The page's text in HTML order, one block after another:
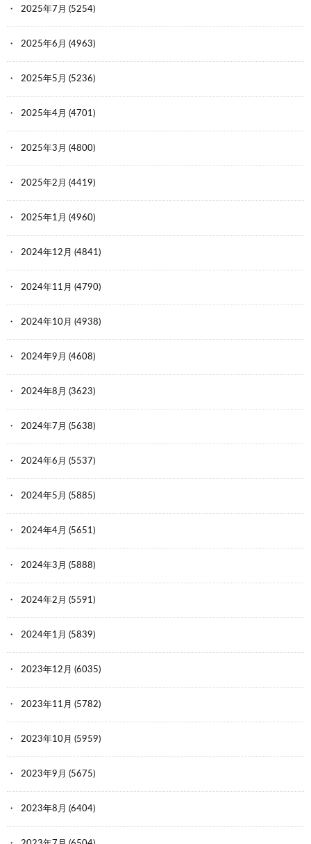
2025年7月 (5254)
2025年6月 (4963)
2025年5月 (5236)
2025年4月 (4701)
2025年3月 (4800)
2025年2月 (4419)
2025年1月 (4960)
2024年12月 (4841)
2024年11月 (4790)
2024年10月 (4938)
2024年9月 (4608)
2024年8月 (3623)
2024年7月 (5638)
2024年6月 (5537)
2024年5月 (5885)
2024年4月 (5651)
2024年3月 (5888)
2024年2月 (5591)
2024年1月 (5839)
2023年12月 (6035)
2023年11月 (5782)
2023年10月 (5959)
2023年9月 (5675)
2023年8月 (6404)